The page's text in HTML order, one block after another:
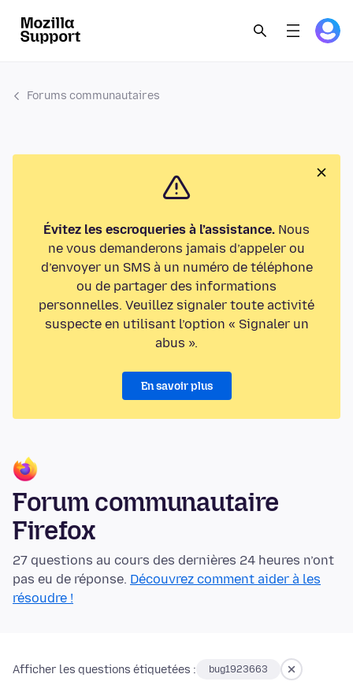
Forums communautaires
Évitez les escroqueries à l’assistance. Nous
ne vous demanderons jamais d’appeler ou
d’envoyer un SMS à un numéro de téléphone
ou de partager des informations
personnelles. Veuillez signaler toute activité
suspecte en utilisant l’option « Signaler un
abus ».
En savoir plus
Forum communautaire
Firefox
27 questions au cours des dernières 24 heures n’ont
pas eu de réponse. Découvrez comment aider à les
résoudre !
Afficher les questions étiquetées : bug1923663